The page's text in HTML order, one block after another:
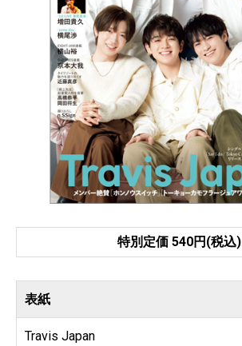
特別定価 540円(税込)
表紙
Travis Japan